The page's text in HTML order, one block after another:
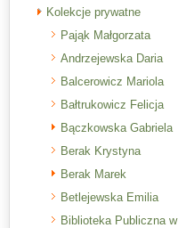
Kolekcje prywatne
Pająk Małgorzata
Andrzejewska Daria
Balcerowicz Mariola
Bałtrukowicz Felicja
Bączkowska Gabriela
Berak Krystyna
Berak Marek
Betlejewska Emilia
Biblioteka Publiczna w